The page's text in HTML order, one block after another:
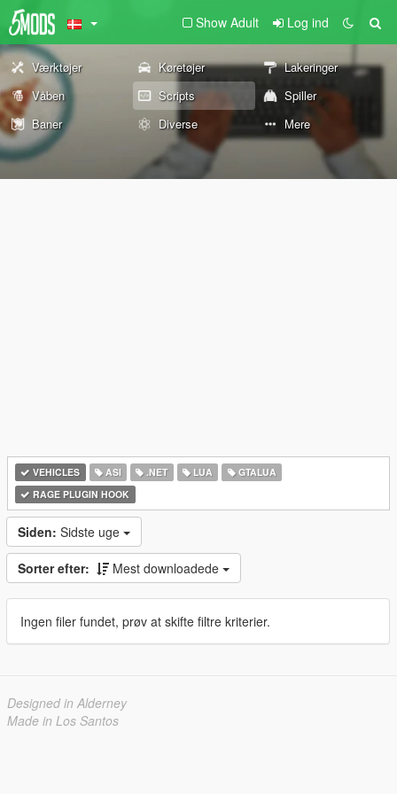
Show Adult Log ind
Værktøjer Køretøjer
Lakeringer
Våben
Scripts
Spiller
Baner
Diverse Mere
VEHICLES ASI .NET LUA
GTALUA
RAGE PLUGIN HOOK
Siden: Sidste uge
Sorter efter: Mest downloadede
Ingen filer fundet, prøv at skifte filtre kriterier.
Designed in Alderney
Made in Los Santos